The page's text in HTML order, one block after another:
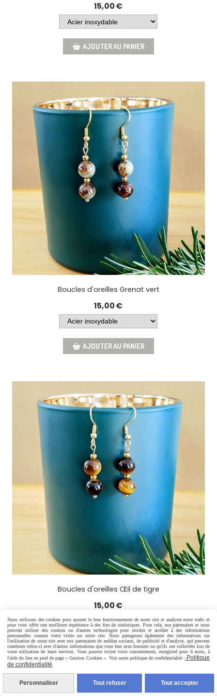
15,00€
AJOUTER AU PANIER
Boucles d'oreilles Grenat vert
15,00€
AJOUTER AU PANIER
Boucles d'oreilles Œil de tigre
15,00€
AJOUTER AU PANIER
Nous utilisons des cookies pour assurer le bon fonctionnement de notre site et analyser notre trafic et
pour vous offrir une meilleure expérience à des fins de statistiques. Pour cela, nos partenaires et nous
peuvent utiliser des cookies ou d'autres technologies pour stocker et accéder à des informations
personnelles comme votre visite sur notre site. Nous partageons également des informations sur
l'utilisation de notre site avec nos partenaires de médias sociaux, de publicité et d'analyse, qui peuvent
combiner celles-ci avec d'autres informations que vous leur avez fournies ou qu'ils ont collectées lors de
votre utilisation de leurs services. Vous pouvez retirer votre consentement, enregistré pour 6 mois, à
l'aide du lien en pied de page « Gestion Cookies ». Voir notre politique de confidentialité : Politique
de confidentialité
Personnaliser Tout refuser Tout accepter